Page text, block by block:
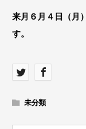
来月６月４日（月
す。
未分類